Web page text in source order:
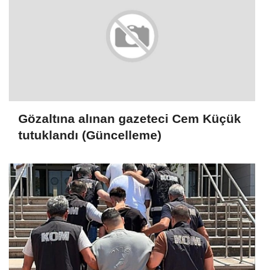
Gözaltına alınan gazeteci Cem Küçük
tutuklandı (Güncelleme)